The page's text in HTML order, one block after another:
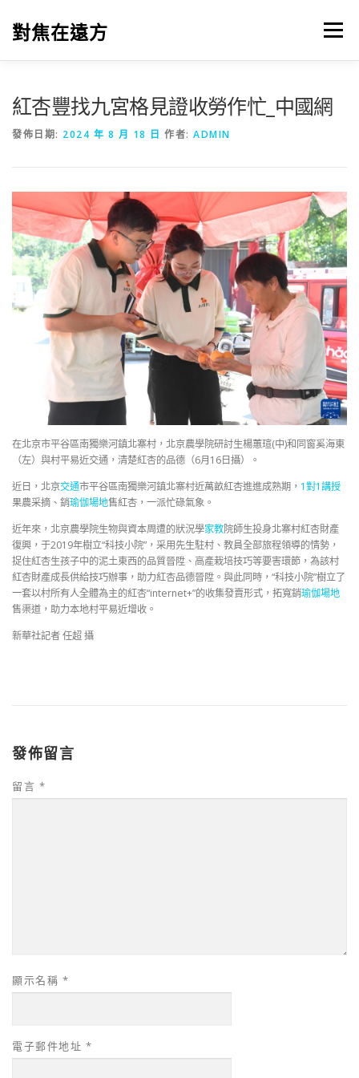
對焦在遠方 選單
紅杏豐找九宮格見證收勞作忙_中國網
發佈日期: 2024 年 8 月 18 日 作者: ADMIN
在北京市平谷區南獨樂河鎮北寨村，北京農學院研討生楊蕙瑄(中)和同窗奚海東
（左）與村平易近交通，清楚紅杏的品德（6月16日攝）。
近日，北京交通市平谷區南獨樂河鎮北寨村近萬畝紅杏進進成熟期， 1對1講授
果農采摘、銷瑜伽場地售紅杏，一派忙碌氣象。
近年來，北京農學院生物與資本周遭的狀況學家教院師生投身北寨村紅杏財產
復興，于2019年樹立“科技小院”，采用先生駐村、教員全部旅程領導的情勢，
捉住紅杏生孩子中的泥土東西的品質晉陞、高產栽培技巧等要害環節，為該村
紅杏財產成長供給技巧辦事，助力紅杏品德晉陞。與此同時，“科技小院”樹立了
一套以村所有人全體為主的紅杏“internet+”的收集發賣形式，拓寬銷瑜伽場地
售渠道，助力本地村平易近增收。
新華社記者 任超 攝
發佈留言
留言 *
顯示名稱 *
電子郵件地址 *